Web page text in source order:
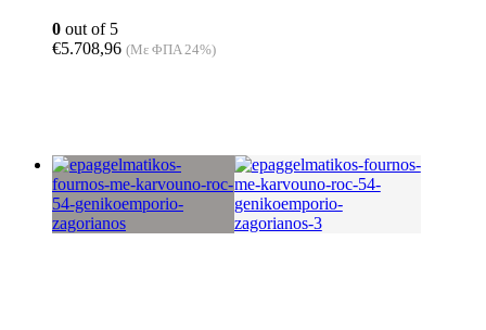
0 out of 5
€5.708,96 (Με ΦΠΑ 24%)